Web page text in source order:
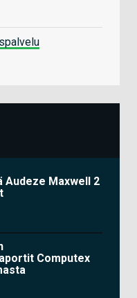
Audeze Maxwell 2
Computex